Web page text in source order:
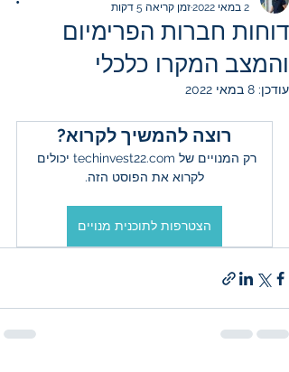
דוחות חברות הפרימיום
והמצב המקרו כלכלי
2 במאי 2022
זמן קריאה 5 דקות
עודכן: 8 במאי 2022
רוצה להמשיך לקרוא?
רק המנויים של techinvest22.com יכולים
לקרוא את הפוסט הזה.
הצטרפות לתוכנית מנויים